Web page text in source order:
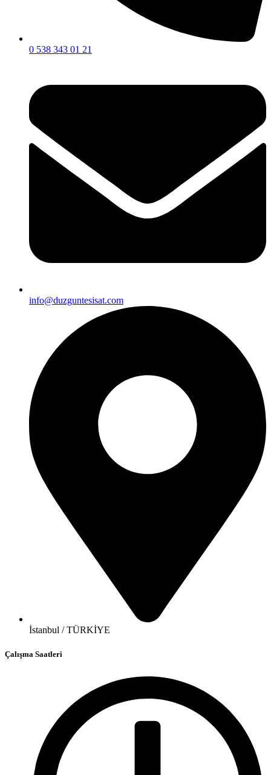
0 538 343 01 21
info@duzguntesisat.com
İstanbul / TÜRKİYE
Çalışma Saatleri